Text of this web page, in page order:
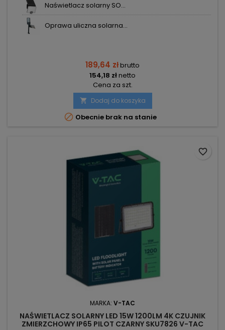
Naświetlacz solarny SO...
Oprawa uliczna solarna...
189,64 złbrutto
154,18 złnetto
Cena za szt.
 Dodaj do koszyka
 Obecnie brak na stanie
MARKA: V-TAC
NAŚWIETLACZ SOLARNY LED 15W 1200LM 4K CZUJNIK
ZMIERZCHOWY IP65 PILOT CZARNY SKU7826 V-TAC
favorite_border